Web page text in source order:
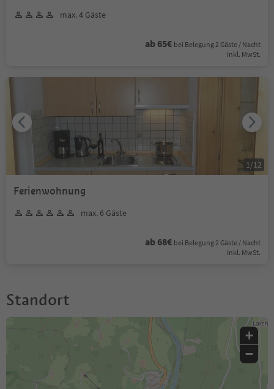
max. 4 Gäste
ab 65€ bei Belegung 2 Gäste / Nacht
Inkl. MwSt.
Ferienwohnung
max. 6 Gäste
ab 68€ bei Belegung 2 Gäste / Nacht
Inkl. MwSt.
1 /12
Standort
+
−